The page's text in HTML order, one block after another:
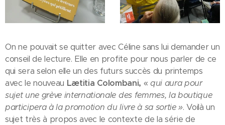
On ne pouvait se quitter avec Céline sans lui demander un
conseil de lecture. Elle en profite pour nous parler de ce
qui sera selon elle un des futurs succès du printemps
avec le nouveau Lætitia Colombani, « qui aura pour
sujet une grève internationale des femmes, la boutique
participera à la promotion du livre à sa sortie ». Voilà un
sujet très à propos avec le contexte de la série de